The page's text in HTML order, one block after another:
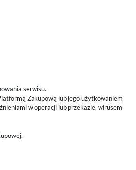
serwisu.
Zakupową lub jego użytkowaniem
w operacji lub przekazie, wirusem